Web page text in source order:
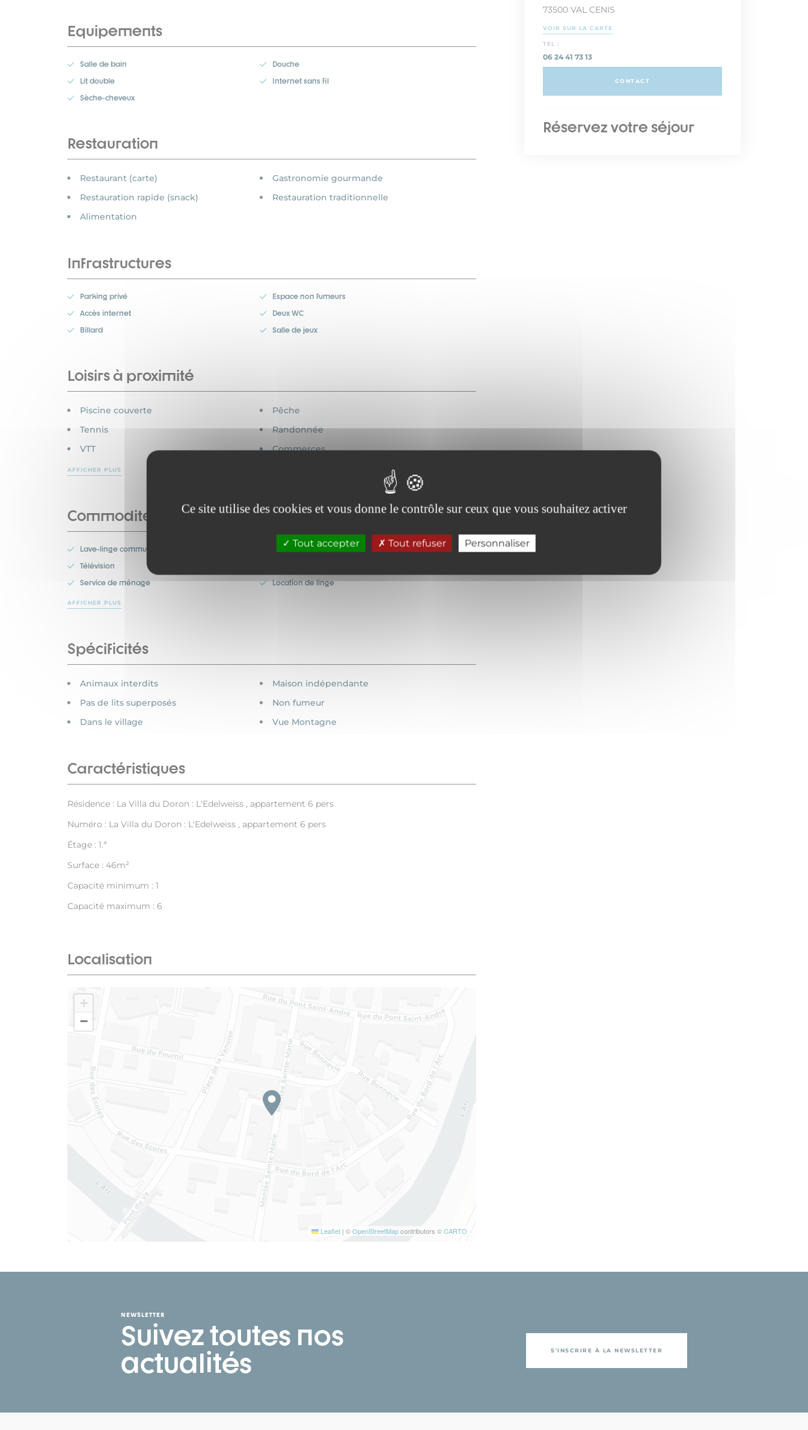
Ce site utilise des cookies et vous donne le contrôle sur ceux que vous souhaitez activer
Tout accepter Tout refuser Personnaliser
Equipements
Salle de bain
Douche
Lit double
Internet sans fil
Sèche-cheveux
Restauration
Restaurant (carte)
Gastronomie gourmande
Restauration rapide (snack)
Restauration traditionnelle
Alimentation
Infrastructures
Parking privé
Espace non fumeurs
Accès internet
Deux WC
Billard
Salle de jeux
Loisirs à proximité
Piscine couverte
Pêche
Tennis
Randonnée
VTT
Commerces
AFFICHER PLUS
Commodités
Lave-linge commun
Lave-vaisselle
Télévision
Service de ménage
Location de linge
AFFICHER PLUS
Spécificités
Animaux interdits
Maison indépendante
Pas de lits superposés
Non fumeur
Dans le village
Vue Montagne
Caractéristiques
Résidence : La Villa du Doron : L'Edelweiss , appartement 6 pers
Numéro : La Villa du Doron : L'Edelweiss , appartement 6 pers
Étage : 1.ª
Surface : 46m²
Capacité minimum : 1
Capacité maximum : 6
Localisation
+
−
Leaflet | ©OpenStreetMapcontributors ©CARTO
73500 VAL CENIS
VOIR SUR LA CARTE
TEL :
06 24 41 73 13
CONTACT
Réservez votre séjour
NEWSLETTER
Suivez toutes nos
actualités
S'INSCRIRE À LA NEWSLETTER